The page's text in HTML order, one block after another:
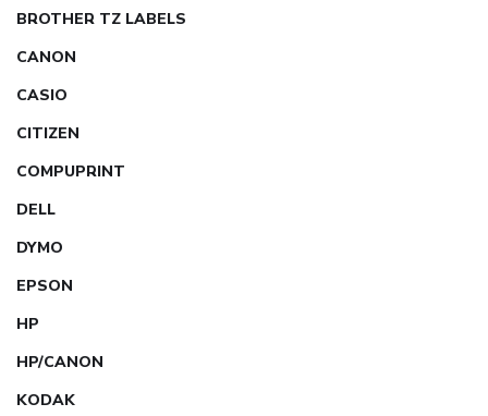
BROTHER TZ LABELS
CANON
CASIO
CITIZEN
COMPUPRINT
DELL
DYMO
EPSON
HP
HP/CANON
KODAK